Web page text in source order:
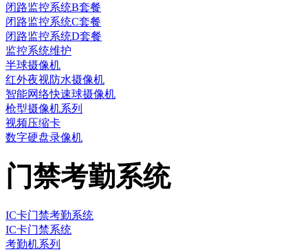
闭路监控系统B套餐
闭路监控系统C套餐
闭路监控系统D套餐
监控系统维护
半球摄像机
红外夜视防水摄像机
智能网络快速球摄像机
枪型摄像机系列
视频压缩卡
数字硬盘录像机
门禁考勤系统
IC卡门禁考勤系统
IC卡门禁系统
考勤机系列